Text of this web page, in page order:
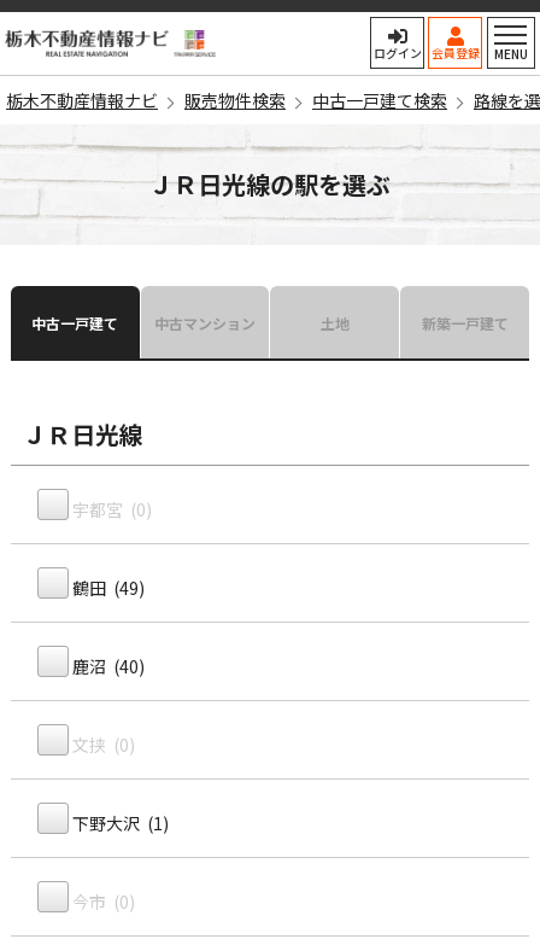
栃木不動産情報ナビ
ログイン 会員登録 MENU
栃木不動産情報ナビ 販売物件検索 中古一戸建て検索 路線を
ＪＲ日光線の駅を選ぶ
中古一戸建て 中古マンション 土地 新築一戸建て
ＪＲ日光線
宇都宮 (0)
鶴田 (49)
鹿沼 (40)
文挟 (0)
下野大沢 (1)
今市 (0)